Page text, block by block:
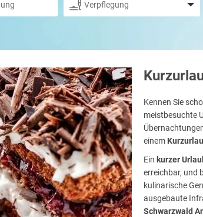
Kennen Sie
meistbesuchte
einem
Ein kurzer
erreichbar, und
kulinarische
ausgebaute
Schwarzwald